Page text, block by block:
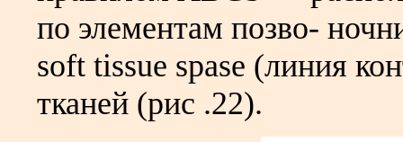
по элементам позво-
soft tissue spase (линия
тканей (рис .22).